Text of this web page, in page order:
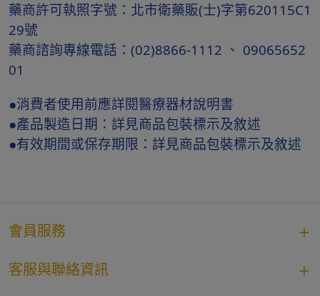
藥商許可執照字號：北市衛藥販(士)字第620115C1
29號
藥商諮詢專線電話：(02)8866-1112 、 09065652
01
●消費者使用前應詳閱醫療器材說明書
●產品製造日期：詳見商品包裝標示及敘述
●有效期間或保存期限：詳見商品包裝標示及敘述
會員服務
客服與聯絡資訊